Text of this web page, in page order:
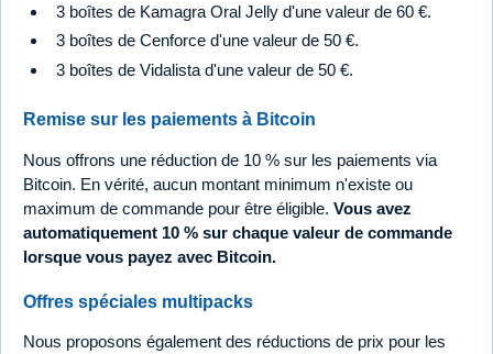
3 boîtes de Kamagra Oral Jelly d'une valeur de 60 €.
3 boîtes de Cenforce d'une valeur de 50 €.
3 boîtes de Vidalista d'une valeur de 50 €.
Remise sur les paiements à Bitcoin
Nous offrons une réduction de 10 % sur les paiements via
Bitcoin. En vérité, aucun montant minimum n'existe ou
maximum de commande pour être éligible. Vous avez
automatiquement 10 % sur chaque valeur de commande
lorsque vous payez avec Bitcoin.
Offres spéciales multipacks
Nous proposons également des réductions de prix pour les